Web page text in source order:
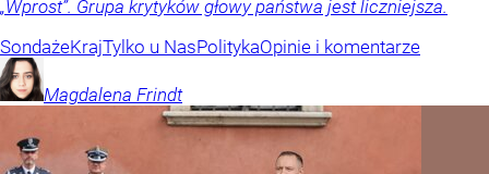
„Wprost”. Grupa krytyków głowy państwa jest liczniejsza.
SondażeKrajTylko u NasPolitykaOpinie i komentarze
Magdalena Frindt